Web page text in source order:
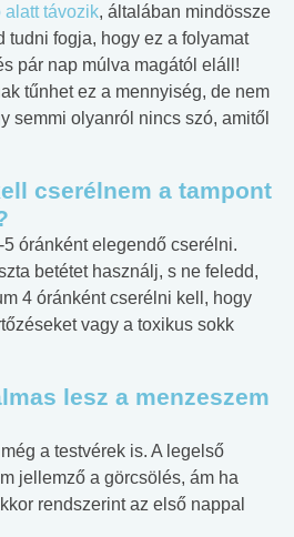
alatt távozik, általában mindössze
tudni fogja, hogy ez a folyamat
pár nap múlva magától eláll!
tűnhet ez a mennyiség, de nem
semmi olyanról nincs szó, amitől
cserélnem a tampont
óránként elegendő cserélni.
betétet használj, s ne feledd,
4 óránként cserélni kell, hogy
vagy a toxikus sokk
lesz a menzeszem
a testvérek is. A legelső
jellemző a görcsölés, ám ha
rendszerint az első nappal